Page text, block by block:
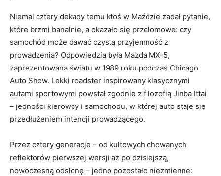
Niemal cztery dekady temu ktoś w Maździe zadał pytanie,
które brzmi banalnie, a okazało się przełomowe: czy
samochód może dawać czystą przyjemność z
prowadzenia? Odpowiedzią była Mazda MX-5,
zaprezentowana światu w 1989 roku podczas Chicago
Auto Show. Lekki roadster inspirowany klasycznymi
autami sportowymi powstał zgodnie z filozofią Jinba Ittai
– jedności kierowcy i samochodu, w której auto staje się
przedłużeniem intencji prowadzącego.
Przez cztery generacje – od kultowych chowanych
reflektorów pierwszej wersji aż po dzisiejszą,
nowoczesną odsłonę – jedno pozostało niezmienne: